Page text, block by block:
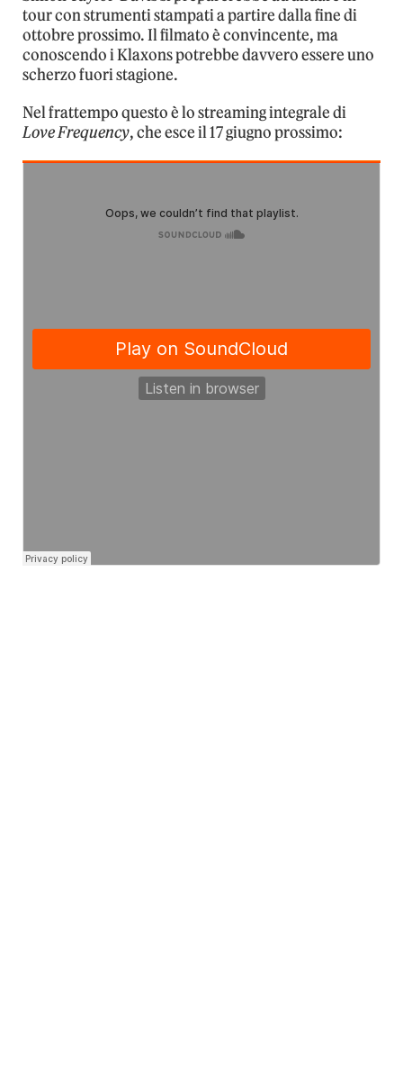
tour con strumenti stampati a partire dalla fine di
ottobre prossimo. Il filmato è convincente, ma
conoscendo i Klaxons potrebbe davvero essere uno
scherzo fuori stagione.
Nel frattempo questo è lo streaming integrale di
Love Frequency, che esce il 17 giugno prossimo: